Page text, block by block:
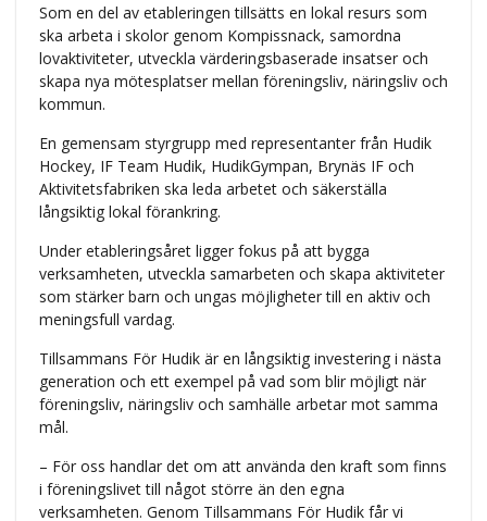
Som en del av etableringen tillsätts en lokal resurs som
ska arbeta i skolor genom Kompissnack, samordna
lovaktiviteter, utveckla värderingsbaserade insatser och
skapa nya mötesplatser mellan föreningsliv, näringsliv och
kommun.
En gemensam styrgrupp med representanter från Hudik
Hockey, IF Team Hudik, HudikGympan, Brynäs IF och
Aktivitetsfabriken ska leda arbetet och säkerställa
långsiktig lokal förankring.
Under etableringsåret ligger fokus på att bygga
verksamheten, utveckla samarbeten och skapa aktiviteter
som stärker barn och ungas möjligheter till en aktiv och
meningsfull vardag.
Tillsammans För Hudik är en långsiktig investering i nästa
generation och ett exempel på vad som blir möjligt när
föreningsliv, näringsliv och samhälle arbetar mot samma
mål.
– För oss handlar det om att använda den kraft som finns
i föreningslivet till något större än den egna
verksamheten. Genom Tillsammans För Hudik får vi